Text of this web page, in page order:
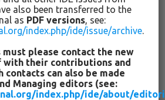
von Bezüglichkeiten also
der Möglichkeiten des Sich-
Raum unterstellter prinzipieller
in welchem das Angenommen-
fundiert und die
Menschen in ihrer prinzipiellen
also been transferred to the
as PDF versions, see:
index.php/ide/issue/archive.
please contact the new
with their contributions and
contacts can also be made
Managing editors (see:
index.php/ide/about/